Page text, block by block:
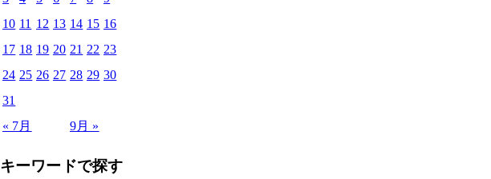
« 7月 9月 »
10 11 12 13 14 15 16
17 18 19 20 21 22 23
24 25 26 27 28 29 30
31
キーワードで探す